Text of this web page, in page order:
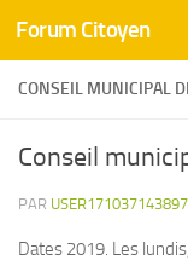
Skip to content
Forum Citoyen
CONSEIL MUNICIPAL
Conseil
PAR
Dates 2019. Les